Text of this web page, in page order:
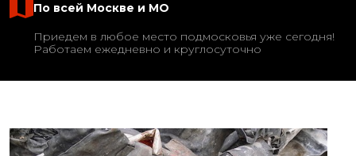
По всей Москве и МО
Приедем в любое место подмосковья уже сегодня!
Работаем ежедневно и круглосуточно